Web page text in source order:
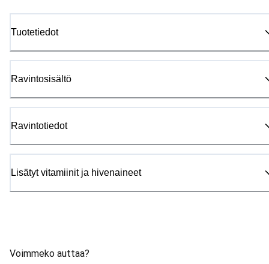
Tuotetiedot
Ravintosisältö
Ravintotiedot
Lisätyt vitamiinit ja hivenaineet
Voimmeko auttaa?